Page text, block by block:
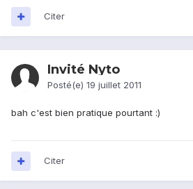
Citer
Invité Nyto
Posté(e) 19 juillet 2011
bah c'est bien pratique pourtant :)
Citer